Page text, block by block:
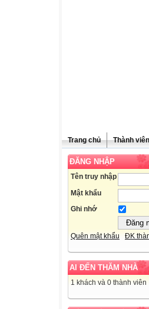
Trang chủ Thành viên
ĐĂNG NHẬP
Tên truy nhập
Mật khẩu
Ghi nhớ
Quên mật khẩu ĐK
AI ĐẾN THĂM NHÀ
1 khách và 0 thành viên